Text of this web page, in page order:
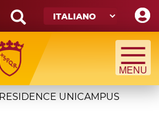
RESIDENCE UNICAMPUS